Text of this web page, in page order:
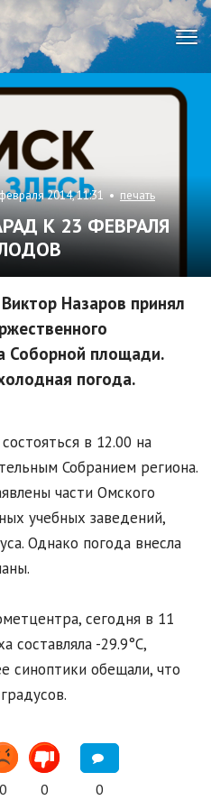
2014, 11:31 • печать
К 23 ФЕВРАЛЯ
Назаров принял
Соборной площади.
погода.
в 12.00 на
Собранием региона.
части Омского
учебных заведений,
Однако погода внесла
сегодня в 11
составляла -29.9°C,
синоптики обещали, что
0 0 0